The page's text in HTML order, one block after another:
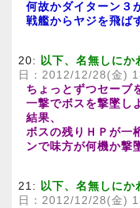
何故かダイターン３
戦艦からヤジを飛ば
20: 以下、名無しにか
日：2012/12/28(金)
ちょっとずつセーブ
一撃でボスを撃墜し
結果、
ボスの残りＨＰが一
ンで味方が何機か撃
21: 以下、名無しにか
日：2012/12/28(金)